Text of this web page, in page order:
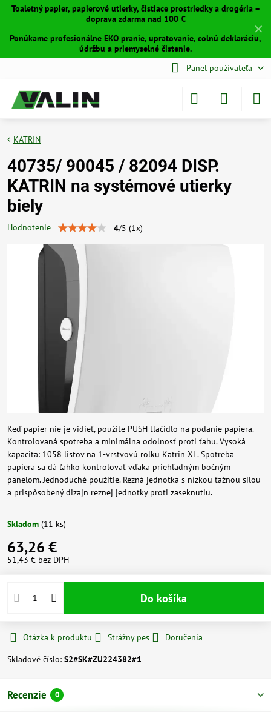
✕
Toaletný papier, papierové utierky, čistiace prostriedky a drogéria –
doprava zdarma nad 100 €
Ponúkame profesionálne EKO pranie, upratovanie, colnú deklaráciu,
údržbu a priemyselné čistenie.
Panel používateľa
KATRIN
40735/ 90045 / 82094 DISP.
KATRIN na systémové utierky
biely
Hodnotenie 4/5 (1x)
Keď papier nie je vidieť, použite PUSH tlačidlo na podanie papiera.
Kontrolovaná spotreba a minimálna odolnosť proti ťahu. Vysoká
kapacita: 1058 listov na 1-vrstvovú rolku Katrin XL. Spotreba
papiera sa dá ľahko kontrolovať vďaka priehľadným bočným
panelom. Jednoduché použitie. Rezná jednotka s nízkou ťažnou silou
a prispôsobený dizajn reznej jednotky proti zaseknutiu.
Skladom (11 ks)
63,26 €
51,43 € bez DPH
Do košíka
Otázka k produktu Strážny pes
Doručenia
Skladové číslo: S2#SK#ZU224382#1
Recenzie 0